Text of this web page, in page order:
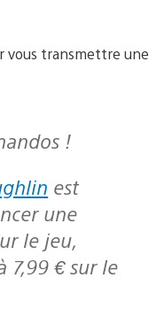
vous transmettre une
!
est
une
le jeu,
7,99 € sur le